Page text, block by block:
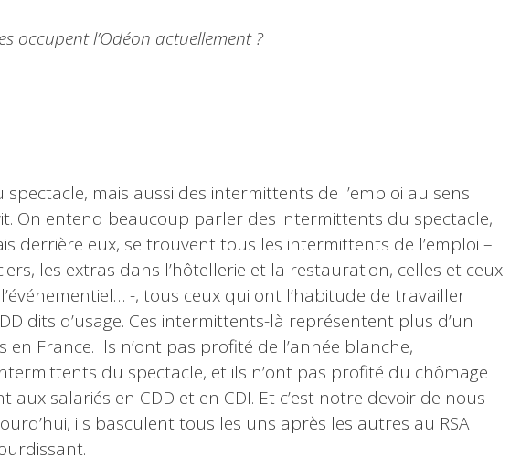
occupent l’Odéon actuellement ?
mais aussi des intermittents de l’emploi au sens
On entend beaucoup parler des intermittents du spectacle,
derrière eux, se trouvent tous les intermittents de l’emploi –
les extras dans l’hôtellerie et la restauration, celles et ceux
-, tous ceux qui ont l’habitude de travailler
dits d’usage. Ces intermittents-là représentent plus d’un
en France. Ils n’ont pas profité de l’année blanche,
du spectacle, et ils n’ont pas profité du chômage
aux salariés en CDD et en CDI. Et c’est notre devoir de nous
ils basculent tous les uns après les autres au RSA